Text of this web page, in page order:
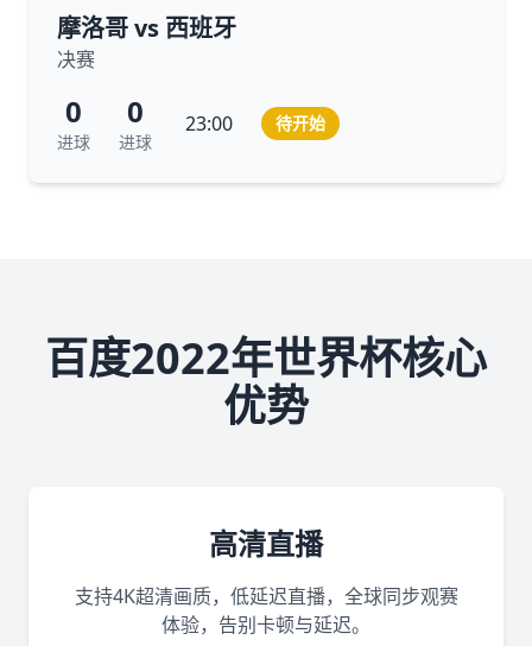
摩洛哥 vs 西班牙
决赛
0
进球
0
进球
23:00 待开始
百度2022年世界杯核心
优势
高清直播
支持4K超清画质，低延迟直播，全球同步观赛
体验，告别卡顿与延迟。